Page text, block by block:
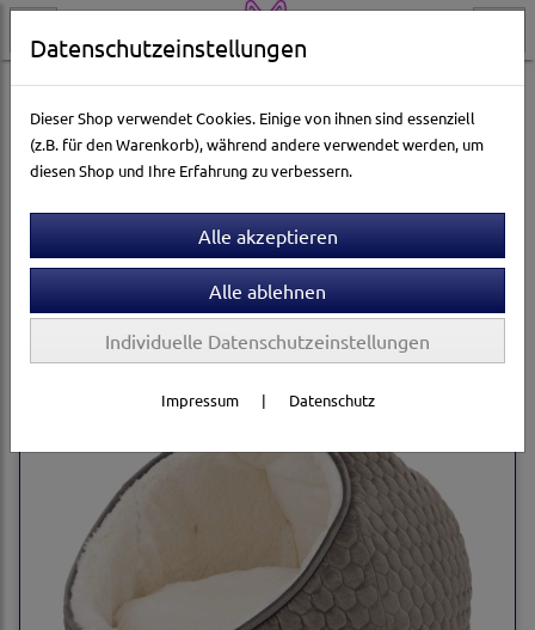
Katzenwelt Katzenbetten & Katzenkörbe Häuser & Höhlen
Sortierung wählen
Datenschutzeinstellungen
Dieser Shop verwendet Cookies. Einige von ihnen sind essenziell
(z.B. für den Warenkorb), während andere verwendet werden, um
diesen Shop und Ihre Erfahrung zu verbessern.
Individuelle Datenschutzeinstellungen
Impressum | Datenschutz